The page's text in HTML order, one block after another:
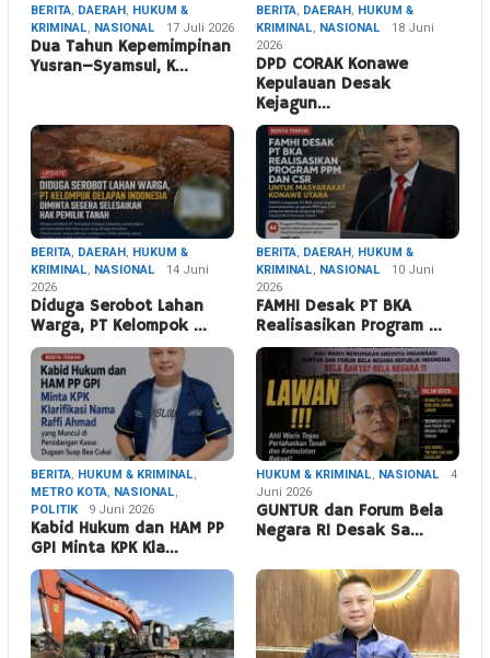
BERITA, DAERAH, HUKUM &
KRIMINAL, NASIONAL 17 Juli 2026
Dua Tahun Kepemimpinan
Yusran–Syamsul, K…
BERITA, DAERAH, HUKUM &
KRIMINAL, NASIONAL
18 Juni
2026
DPD CORAK Konawe
Kepulauan Desak
Kejagun…
BERITA, DAERAH, HUKUM &
KRIMINAL, NASIONAL
14 Juni
2026
Diduga Serobot Lahan
Warga, PT Kelompok …
BERITA, DAERAH, HUKUM &
KRIMINAL, NASIONAL
10 Juni
2026
FAMHI Desak PT BKA
Realisasikan Program …
BERITA, HUKUM & KRIMINAL,
METRO KOTA, NASIONAL,
POLITIK
9 Juni 2026
Kabid Hukum dan HAM PP
GPI Minta KPK Kla…
HUKUM & KRIMINAL, NASIONAL
4
Juni 2026
GUNTUR dan Forum Bela
Negara RI Desak Sa…